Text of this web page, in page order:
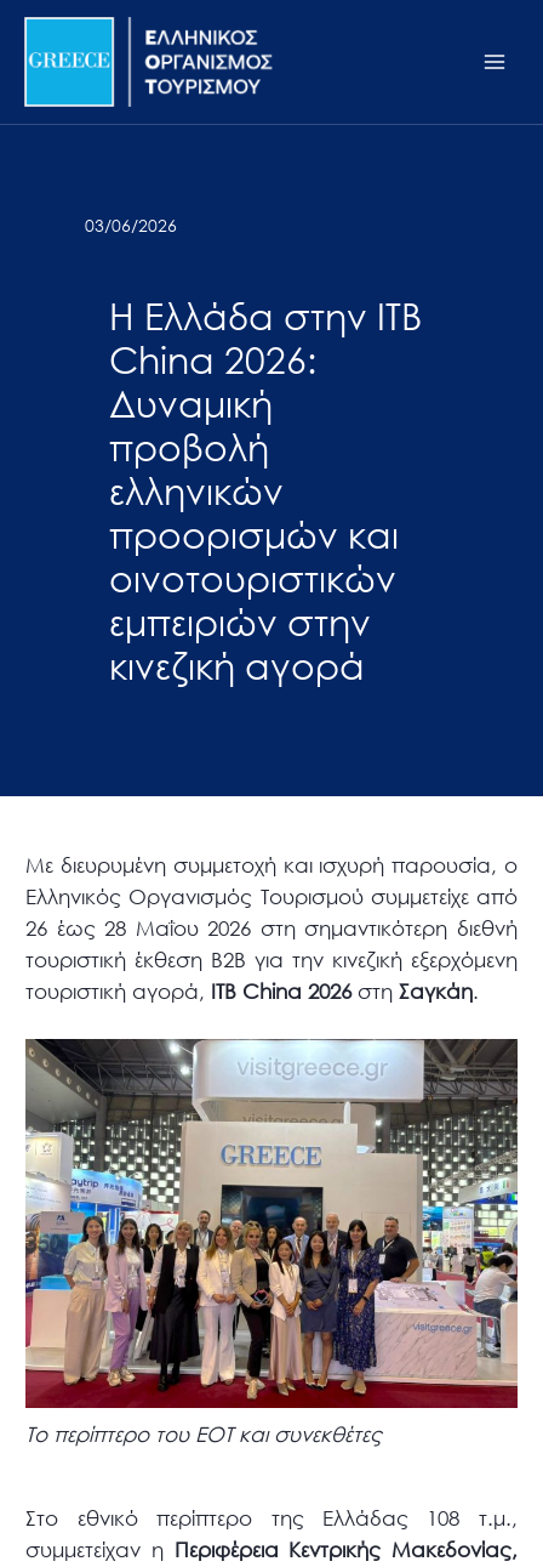
Σημείωση:
ιστότοπος
προσβασιμότητας.
Μετάβαση
περιεχόμενο
03/06/2026
Η Ελλάδα στην ITB
China 2026:
Δυναμική
προβολή
ελληνικών
προορισμών και
οινοτουριστικών
εμπειριών στην
κινεζική αγορά
Με διευρυμένη συμμετοχή και ισχυρή παρουσία, ο
Ελληνικός Οργανισμός Τουρισμού συμμετείχε από
26 έως 28 Μαΐου 2026 στη σημαντικότερη διεθνή
τουριστική έκθεση Β2Β για την κινεζική εξερχόμενη
τουριστική αγορά, ITB China 2026στηΣαγκάη.
Το περίπτερο του ΕΟΤ και συνεκθέτες
Στο εθνικό περίπτερο της Ελλάδας 108 τ.μ.,
συμμετείχαν η Περιφέρεια Κεντρικής Μακεδονίας,